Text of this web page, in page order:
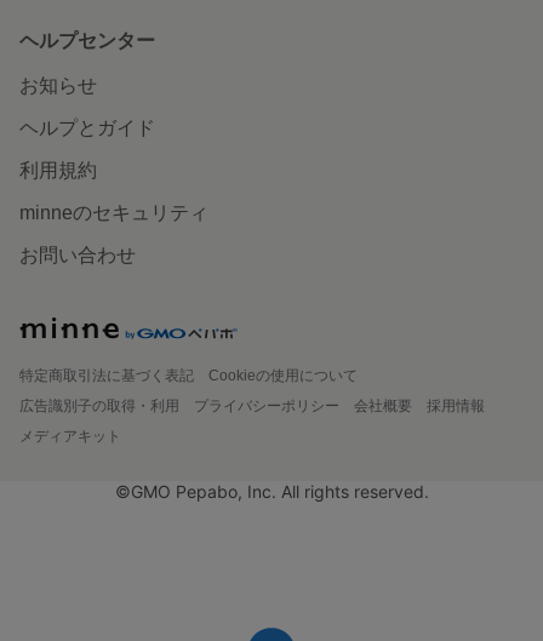
ヘルプセンター
お知らせ
ヘルプとガイド
利用規約
minneのセキュリティ
お問い合わせ
特定商取引法に基づく表記
Cookieの使用について
広告識別子の取得・利用
プライバシーポリシー 会社概要
採用情報
メディアキット
©GMO Pepabo, Inc. All rights reserved.